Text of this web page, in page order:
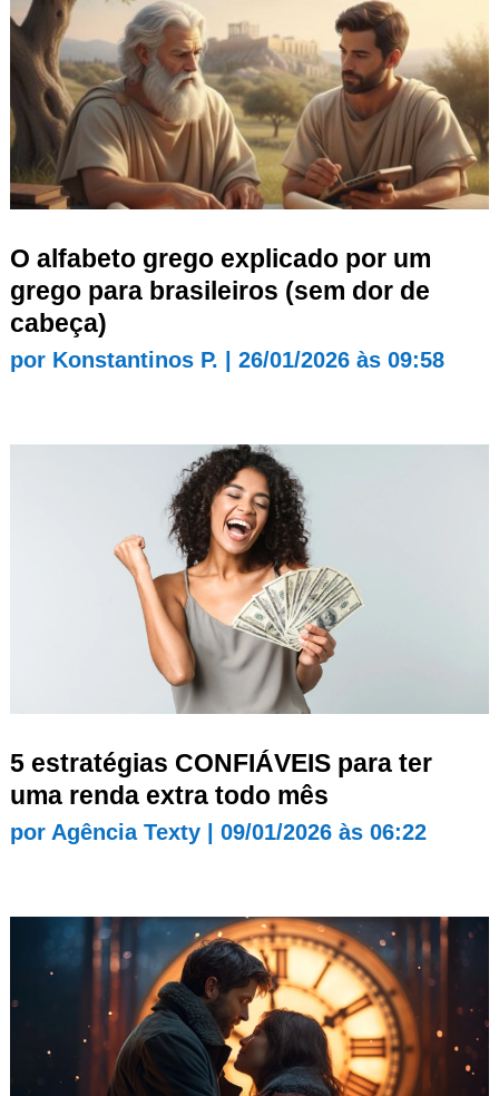
O alfabeto grego explicado por um
grego para brasileiros (sem dor de
cabeça)
por Konstantinos P. 26/01/2026 às 09:58
5 estratégias CONFIÁVEIS para ter
uma renda extra todo mês
por Agência Texty| 09/01/2026 às 06:22